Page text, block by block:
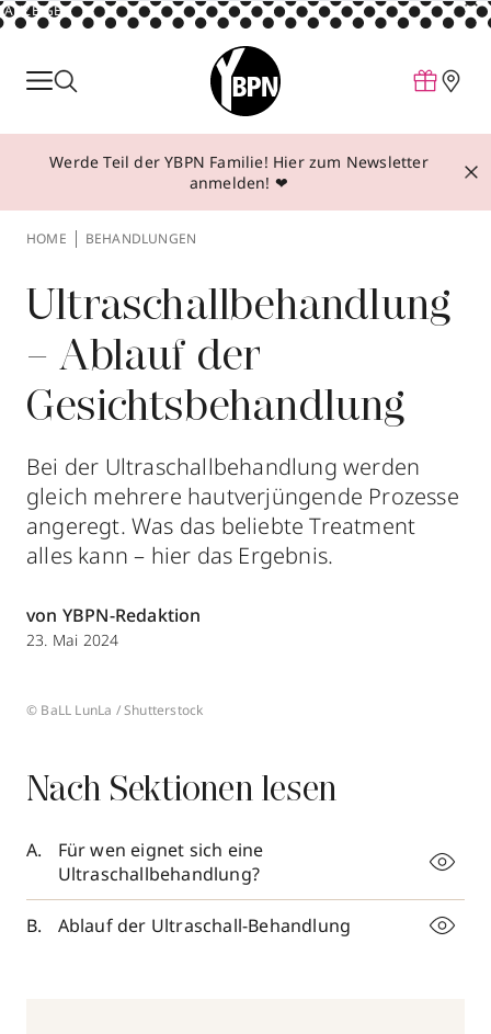
ANZEIGE
Parfum
Make-up
Behandlungen
Über YBPN
Aktionen
Storefinder
Werde Teil der YBPN Familie! Hier zum Newsletter
anmelden! ❤
HOME BEHANDLUNGEN
Ultraschallbehandlung
– Ablauf der
Gesichtsbehandlung
Bei der Ultraschallbehandlung werden
gleich mehrere hautverjüngende Prozesse
angeregt. Was das beliebte Treatment
alles kann – hier das Ergebnis.
von YBPN-Redaktion
23. Mai 2024
© BaLL LunLa / Shutterstock
Nach Sektionen lesen
Für wen eignet sich eine
Ultraschallbehandlung?
Ablauf der Ultraschall-Behandlung